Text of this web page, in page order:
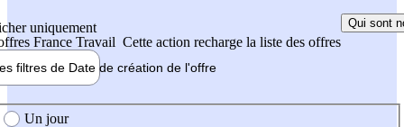
uniquement
France Travail Cette action recharge la liste des offres
Qui sont
filtres de Date de création de l'offre
création de l'offre
Un jour